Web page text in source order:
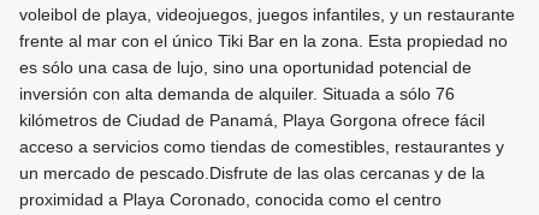
voleibol de playa, videojuegos, juegos infantiles, y un restaurante
frente al mar con el único Tiki Bar en la zona. Esta propiedad no
es sólo una casa de lujo, sino una oportunidad potencial de
inversión con alta demanda de alquiler. Situada a sólo 76
kilómetros de Ciudad de Panamá, Playa Gorgona ofrece fácil
acceso a servicios como tiendas de comestibles, restaurantes y
un mercado de pescado.Disfrute de las olas cercanas y de la
proximidad a Playa Coronado, conocida como el centro